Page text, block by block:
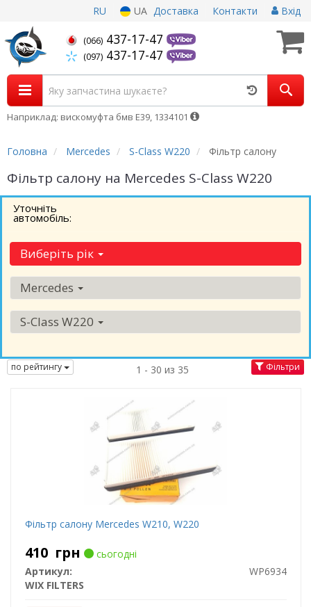
RU UA Доставка Контакти Вхід
(066) 437-17-47
(097) 437-17-47
Наприклад: вискомуфта бмв Е39, 1334101
Головна Mercedes S-Class W220 Фільтр салону
Фільтр салону на Mercedes S-Class W220
Уточніть
автомобіль:
Виберіть рік
Mercedes
S-Class W220
по рейтингу 1 - 30 из 35 Фільтри
Фільтр салону Mercedes W210, W220
410 грн
сьогодні
Артикул:
WP6934
WIX FILTERS